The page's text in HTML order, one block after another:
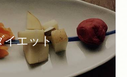
エット